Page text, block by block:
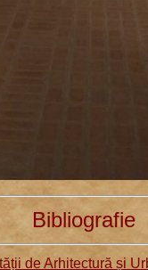
Bibliografie
de Arhitectură și